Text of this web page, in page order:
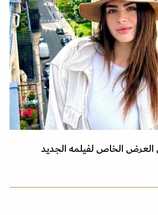
العرض الخاص لفيلمه الجديد